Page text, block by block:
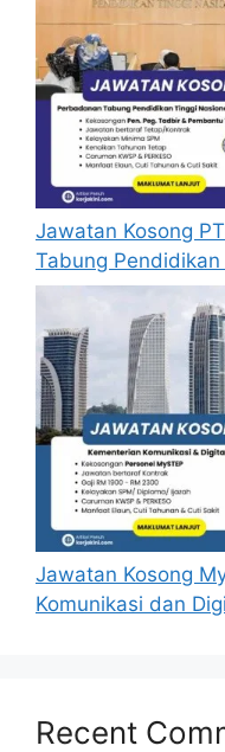
Jawatan Kosong
Tabung
Jawatan Kosong
Komunikasi dan
Recent